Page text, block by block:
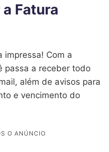
Fatura
impressa! Com a
passa a receber todo
além de avisos para
e vencimento do